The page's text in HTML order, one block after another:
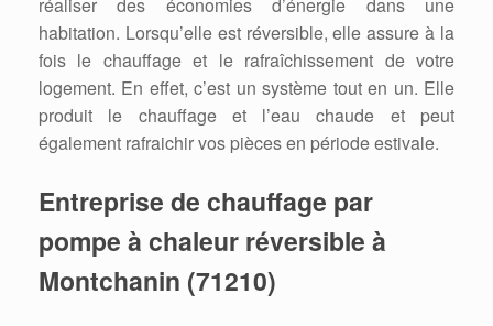
habitation. Lorsqu’elle est réversible, elle assure à la
fois le chauffage et le rafraîchissement de votre
logement. En effet, c’est un système tout en un. Elle
produit le chauffage et l’eau chaude et peut
également rafraichir vos pièces en période estivale.
Entreprise de chauffage par
pompe à chaleur réversible à
Montchanin (71210)